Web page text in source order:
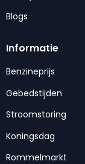
Blogs
Informatie
Benzineprijs
Gebedstijden
Stroomstoring
Koningsdag
Rommelmarkt